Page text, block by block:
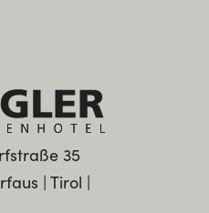
35
| Tirol |